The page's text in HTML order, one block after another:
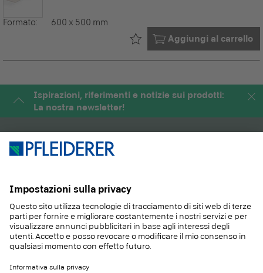
Formato: 600 x 500 mm
Aggiungi al carrello
Già nel tuo
Ispirazioni, riferimenti e notizie sui prodotti:
La nostra newsletter!
PRODOTTI
APPLICAZIONI
SOSTENIBILITA
SERVIZIO
CONTATTO